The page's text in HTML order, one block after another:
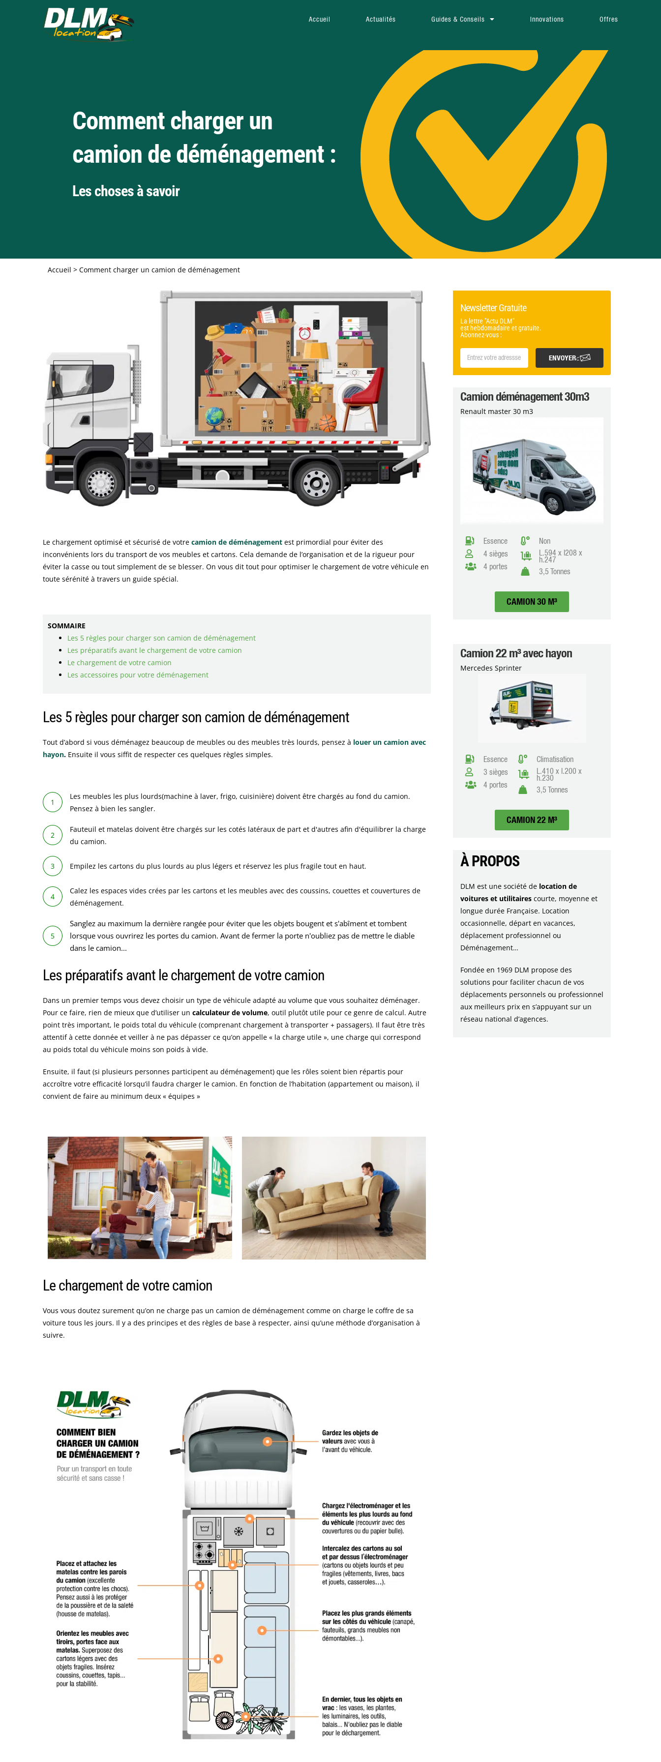
Accueil Actualités Guides & Conseils Innovations Offres
Comment charger un
camion de déménagement :
Les choses à savoir
Accueil > Comment charger un camion de déménagement
Le chargement optimisé et sécurisé de votre camion de déménagement est primordial pour éviter des
inconvénients lors du transport de vos meubles et cartons. Cela demande de l’organisation et de la rigueur pour
éviter la casse ou tout simplement de se blesser. On vous dit tout pour optimiser le chargement de votre véhicule en
toute sérénité à travers un guide spécial.
SOMMAIRE
Les 5 règles pour charger son camion de déménagement
Les préparatifs avant le chargement de votre camion
Le chargement de votre camion
Les accessoires pour votre déménagement
Les 5 règles pour charger son camion de déménagement
Tout d’abord si vous déménagez beaucoup de meubles ou des meubles très lourds, pensez à louer un camion avec
hayon. Ensuite il vous siffit de respecter ces quelques règles simples.
Les meubles les plus lourds(machine à laver, frigo, cuisinière) doivent être chargés au fond du camion.
Pensez à bien les sangler.
Fauteuil et matelas doivent être chargés sur les cotés latéraux de part et d'autres afin d'équilibrer la charge
du camion.
Empilez les cartons du plus lourds au plus légers et réservez les plus fragile tout en haut.
Calez les espaces vides crées par les cartons et les meubles avec des coussins, couettes et couvertures de
déménagement.
Sanglez au maximum la dernière rangée pour éviter que les objets bougent et s'abîment et tombent
lorsque vous ouvrirez les portes du camion. Avant de fermer la porte n'oubliez pas de mettre le diable
dans le camion...
Les préparatifs avant le chargement de votre camion
Dans un premier temps vous devez choisir un type de véhicule adapté au volume que vous souhaitez déménager.
Pour ce faire, rien de mieux que d’utiliser un calculateur de volume, outil plutôt utile pour ce genre de calcul. Autre
point très important, le poids total du véhicule (comprenant chargement à transporter + passagers). Il faut être très
attentif à cette donnée et veiller à ne pas dépasser ce qu’on appelle « la charge utile », une charge qui correspond
au poids total du véhicule moins son poids à vide.
Ensuite, il faut (si plusieurs personnes participent au déménagement) que les rôles soient bien répartis pour
accroître votre efficacité lorsqu’il faudra charger le camion. En fonction de l’habitation (appartement ou maison), il
convient de faire au minimum deux « équipes »
Le chargement de votre camion
Vous vous doutez surement qu’on ne charge pas un camion de déménagement comme on charge le coffre de sa
voiture tous les jours. Il y a des principes et des règles de base à respecter, ainsi qu’une méthode d’organisation à
suivre.
Newsletter Gratuite
La lettre "Actu DLM"
est hebdomadaire et gratuite.
Abonnez-vous :
ENVOYER
Camion déménagement 30m3
Renault master 30 m3
Essence
4 sièges
4 portes
Non
L.594 x l208 x
h.247
3,5 Tonnes
CAMION 30 M³
Camion 22 m³ avec hayon
Mercedes Sprinter
Essence
3 sièges
4 portes
Climatisation
L.410 x l.200 x
h.230
3,5 Tonnes
CAMION 22 M³
À PROPOS​
DLM est une société de location de
voitures et utilitaires courte, moyenne et
longue durée Française. Location
occasionnelle, départ en vacances,
déplacement professionnel ou
Déménagement…
Fondée en 1969 DLM propose des
solutions pour faciliter chacun de vos
déplacements personnels ou professionnel
aux meilleurs prix en s’appuyant sur un
réseau national d’agences.